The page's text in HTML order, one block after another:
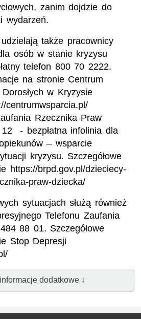
zanim dojdzie do
wydarzeń.
także pracownicy
osób w stanie kryzysu
telefon 800 70 2222.
na stronie Centrum
w Kryzysie
centrumwsparcia.pl/
Rzecznika Praw
- bezpłatna infolinia dla
– wsparcie
kryzysu. Szczegółowe
https://brpd.gov.pl/dzieciecy-
praw-dziecka/
sytuacjach służą również
Telefonu Zaufania
88 01. Szczegółowe
Stop Depresji
dodatkowe ↓